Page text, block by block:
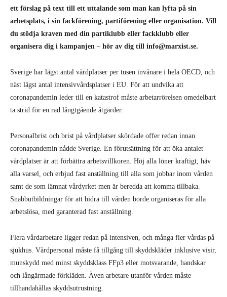
ett förslag på text till ett uttalande som man kan lyfta på sin
arbetsplats, i sin fackförening, partiförening eller organisation. Vill
du stödja kraven med din partiklubb eller fackklubb eller
organisera dig i kampanjen – hör av dig till info@marxist.se.
Sverige har lägst antal vårdplatser per tusen invånare i hela OECD, och
näst lägst antal intensivvårdsplatser i EU. För att undvika att
coronapandemin leder till en katastrof måste arbetarrörelsen omedelbart
ta strid för en rad långtgående åtgärder.
Personalbrist och brist på vårdplatser skördade offer redan innan
coronapandemin nådde Sverige. En förutsättning för att öka antalet
vårdplatser är att förbättra arbetsvillkoren. Höj alla löner kraftigt, häv
alla varsel, och erbjud fast anställning till alla som jobbar inom vården
samt de som lämnat vårdyrket men är beredda att komma tillbaka.
Snabbutbildningar för att bidra till vården borde organiseras för alla
arbetslösa, med garanterad fast anställning.
Flera vårdarbetare ligger redan på intensiven, och många fler vårdas på
sjukhus. Vårdpersonal måste få tillgång till skyddskläder inklusive visir,
munskydd med minst skyddsklass FFp3 eller motsvarande, handskar
och långärmade förkläden. Även arbetare utanför vården måste
tillhandahållas skyddsutrustning.